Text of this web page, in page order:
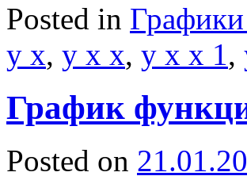
Posted in
y x, y x x, y x x 1,
График
Posted on